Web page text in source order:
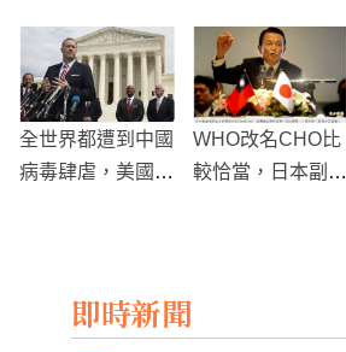
全世界都遭到中國
病毒肆虐，美國密
WHO改名CHO比
較恰當，日本副相
即時新聞